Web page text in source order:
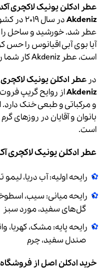
Akdeniz
در سال
عطر شد.خورشید و ساحل را
آیا بوی آبی اقیانوس را حس
است، عطر Akdeniz کار شما را آسان می کند.
در
Akdenizاز روایح گریپ
و مرکباتی و طبعی خنک دارد.
بانوان و آقایان در روزهای
است.
عطر ادکلن یونیک لاکچری
رایحه اولیه: آب دریا،
رایحه میانی: سیب،
گل‌های سفید، مورد سبز
رایحه پایه: مشک، کهربا،
صندل سفید، چرم
خرید ادکلن اصلاز